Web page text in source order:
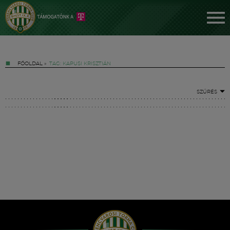
FŐOLDAL » TAG: KAPUSI KRISZTIÁN
SZŰRÉS
Hírek